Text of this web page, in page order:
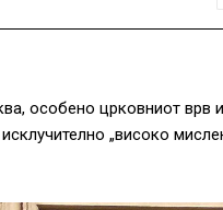
особено црковниот врв
„високо